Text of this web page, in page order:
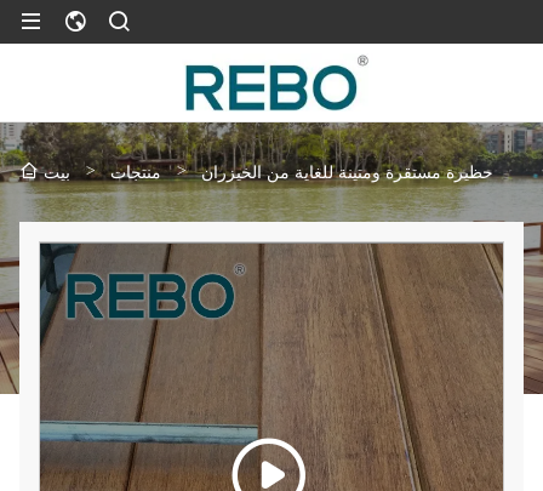
بيت > منتجات > حظيرة مستقرة ومتينة للغاية من الخيزران